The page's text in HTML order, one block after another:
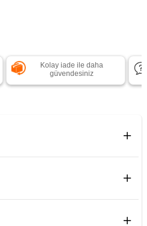
Kolay iade ile daha
güvendesiniz